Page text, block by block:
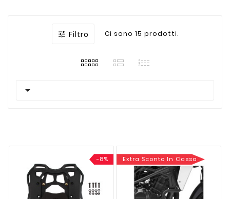
 Filtro Ci sono 15 prodotti.

-8% Extra Sconto In Cassa